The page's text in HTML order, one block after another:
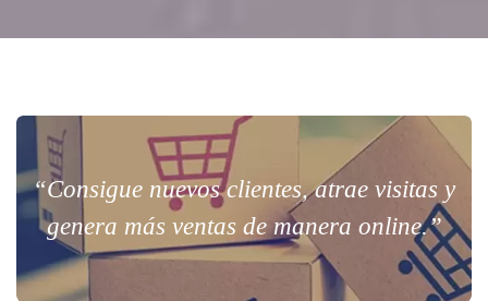
“Consigue nuevos clientes, atrae visitas y
genera más ventas de manera online.”